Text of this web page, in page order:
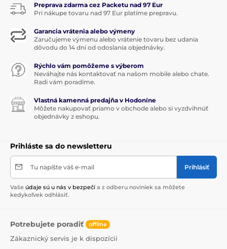
Preprava zdarma cez Packetu nad 97 Eur
Pri nákupe tovaru nad 97 Eur platíme prepravu.
Garancia vrátenia alebo výmeny
Zaručujeme výmenu alebo vrátenie tovaru bez udania
dôvodu do 14 dní od odoslania objednávky.
Rýchlo vám pomôžeme s výberom
Neváhajte nás kontaktovať na našom mobile alebo chate.
Radi vám poradíme.
Vlastná kamenná predajňa v Hodoníne
Môžete nakupovať priamo v obchode alebo si vyzdvihnúť
objednávky z eshopu.
Prihláste sa do newsletteru
Tu napíšte váš e-mail Prihlásiť
Vaše údaje sú u nás v bezpečí a z odberu noviniek sa môžete
kedykoľvek odhlásiť.
Potrebujete poradiť offline
Zákaznický servis je k dispozícii